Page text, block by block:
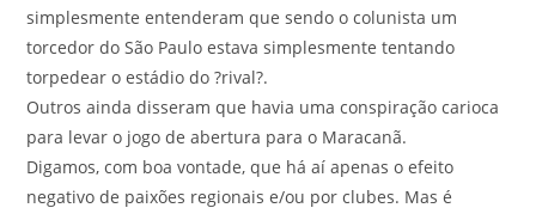
simplesmente entenderam que sendo o colunista um
torcedor do São Paulo estava simplesmente tentando
torpedear o estádio do ?rival?.
Outros ainda disseram que havia uma conspiração carioca
para levar o jogo de abertura para o Maracanã.
Digamos, com boa vontade, que há aí apenas o efeito
negativo de paixões regionais e/ou por clubes. Mas é